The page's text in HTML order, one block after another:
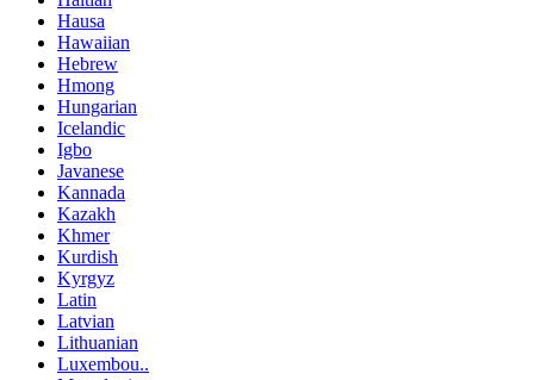
Hausa
Hawaiian
Hebrew
Hmong
Hungarian
Icelandic
Igbo
Javanese
Kannada
Kazakh
Khmer
Kurdish
Kyrgyz
Latin
Latvian
Lithuanian
Luxembou..